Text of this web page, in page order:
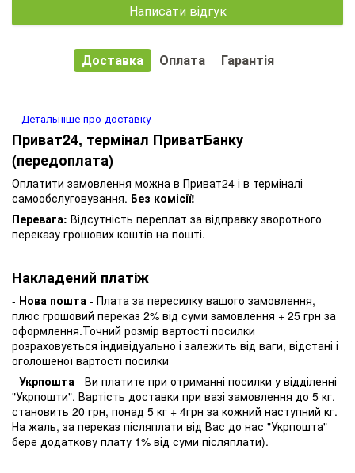
Написати відгук
Доставка Оплата Гарантія
Детальніше про доставку
Приват24, термінал ПриватБанку
(передоплата)
Оплатити замовлення можна в Приват24 і в терміналі
самообслуговування. Без комісії!
Перевага: Відсутність переплат за відправку зворотного
переказу грошових коштів на пошті.
Накладений платіж
- Нова пошта - Плата за пересилку вашого замовлення,
плюс грошовий переказ 2% від суми замовлення + 25 грн за
оформлення.Точний розмір вартості посилки
розраховується індивідуально і залежить від ваги, відстані і
оголошеної вартості посилки
- Укрпошта - Ви платите при отриманні посилки у відділенні
"Укрпошти". Вартість доставки при вазі замовлення до 5 кг.
становить 20 грн, понад 5 кг + 4грн за кожний наступний кг.
На жаль, за переказ післяплати від Вас до нас "Укрпошта"
бере додаткову плату 1% від суми післяплати).